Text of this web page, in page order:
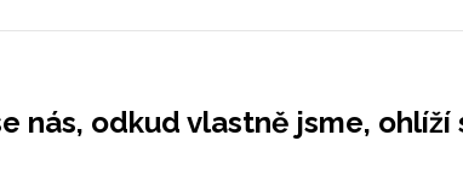
nás, odkud vlastně jsme, ohlíží